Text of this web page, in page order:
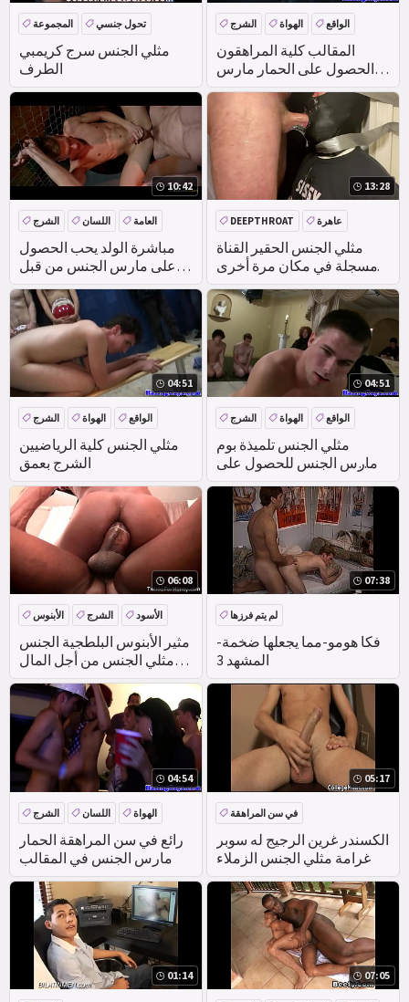
مثلي الجنس سرج كريمبي
الطرف
المجموعة
تحول جنسي
العربدة
المقالب كلية المراهقون
الحصول على الحمار مارس
الجنس
الشرج الهواة الواقع
10:42
مباشرة الولد يحب الحصول
على مارس الجنس من قبل
مثلي الجنس العضلات صديق
الشرج اللسان العامة
13:28
مثلي الجنس الحقير القناة
مسجلة في مكان مرة أخرى
على التوالي ألفا
DEEPTHROAT عاهرة
04:51
مثلي الجنس كلية الرياضيين
الشرج بعمق
الشرج الهواة الواقع
04:51
مثلي الجنس تلميذة بوم
مارس الجنس للحصول على
بدأت
الشرج الهواة الواقع
06:08
مثير الأبنوس البلطجية الجنس
مثلي الجنس من أجل المال
مثلي الجنس الأولاد
الأبنوس الشرج
الأسود
اللسان
07:38
فكا هومو-مما يجعلها ضخمة-
المشهد 3
لم يتم فرزها
04:54
رائع في سن المراهقة الحمار
مارس الجنس في المقالب
الشرج اللسان
الهواة
الواقع
05:17
الكسندر غرين الرجيج له سوبر
غرامة مثلي الجنس الزملاء
في سن المراهقة
01:14 07:05